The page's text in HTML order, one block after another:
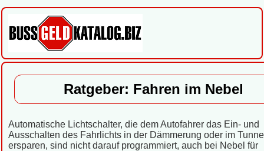
Ratgeber: Fahren im Nebel
Automatische Lichtschalter, die dem Autofahrer das Ein- und
Ausschalten des Fahrlichts in der Dämmerung oder im
ersparen, sind nicht darauf programmiert, auch bei Nebel für